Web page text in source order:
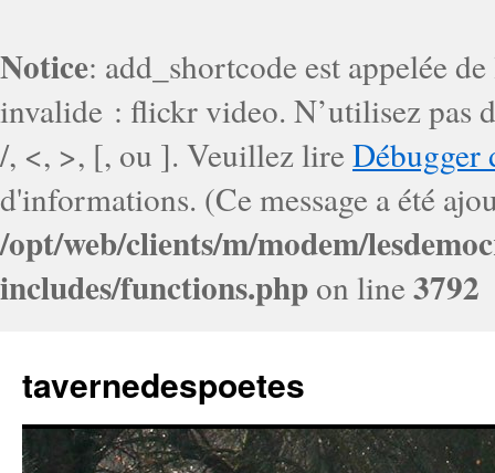
Notice: add_shortcode est appelée
invalide : flickr video. N’utilisez pas
/, <, >, [, ou ]. Veuillez lireDébugger
d'informations. (Ce message a été
/opt/web/clients/m/modem/
includes/functions.php on line3792
tavernedespoetes